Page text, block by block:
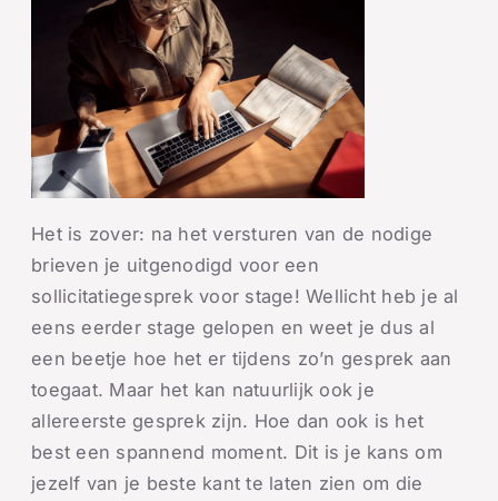
Het is zover: na het versturen van de nodige
brieven je uitgenodigd voor een
sollicitatiegesprek voor stage! Wellicht heb je al
eens eerder stage gelopen en weet je dus al
een beetje hoe het er tijdens zo’n gesprek aan
toegaat. Maar het kan natuurlijk ook je
allereerste gesprek zijn. Hoe dan ook is het
best een spannend moment. Dit is je kans om
jezelf van je beste kant te laten zien om die